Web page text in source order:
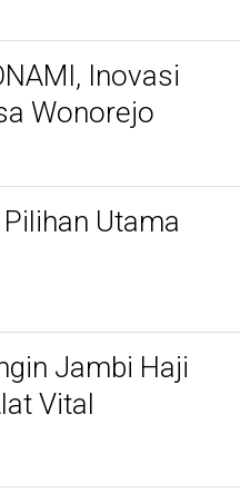
Inovasi
Wonorejo
Utama
Jambi Haji
Vital